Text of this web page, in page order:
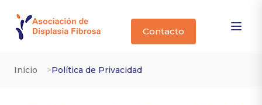
Contacto
Inicio Política de Privacidad